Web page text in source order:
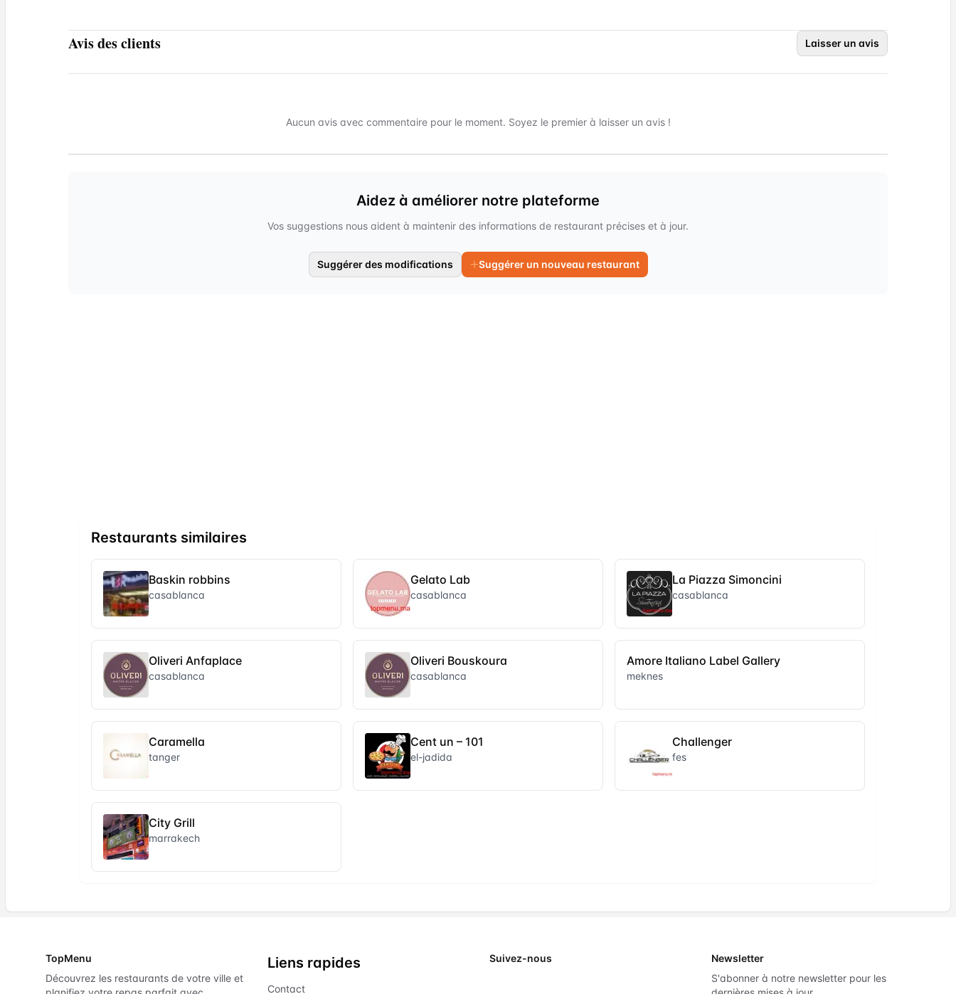
Avis des clients Laisser un avis
Aucun avis avec commentaire pour le moment. Soyez le premier à laisser un avis !
Aidez à améliorer notre plateforme
Vos suggestions nous aident à maintenir des informations de restaurant précises et à jour.
Suggérer des modifications Suggérer un nouveau restaurant
Restaurants similaires
Baskin robbins
casablanca
Gelato Lab
casablanca
La Piazza Simoncini
casablanca
Oliveri Anfaplace
casablanca
Oliveri Bouskoura
casablanca
Amore Italiano Label Gallery
meknes
Caramella
tanger
Cent un – 101
el-jadida
Challenger
fes
City Grill
marrakech
TopMenu
Découvrez les restaurants de votre ville et
Liens rapides
Contact
Suivez-nous
Newsletter
S'abonner à notre newsletter pour les